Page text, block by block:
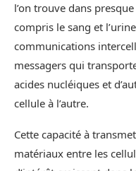
l’on trouve dans
compris le sang et
communications
messagers qui
acides nucléiques et
cellule à l’autre.
Cette capacité à
matériaux entre les